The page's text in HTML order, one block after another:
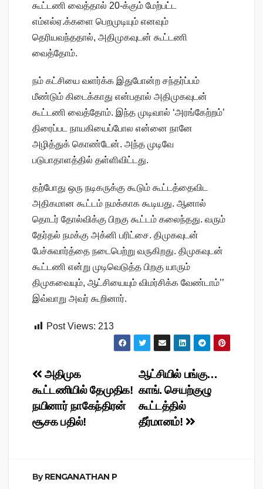
கூட்டணி வைத்தால் 20-க்கும் மேற்பட்ட
எம்எல்ஏ.க்களை பெறமுடியும் எனவும்
தெரியவந்ததால், அதிமுகவுடன் கூட்டணி
வைத்தோம்.
நம் கட்சியை வளர்க்க இதுபோன்ற சந்தர்ப்பம்
மீண்டும் கிடைக்காது என்பதால் அதிமுகவுடன்
கூட்டணி வைத்தோம். இந்த முடிவால் ‘அரங்கேற்றம்’
திரைப்பட நாயகியைப்போல என்னை நானே
அழித்துக் கொண்டேன். அந்த முடிவே
படுபாதாளத்தில் தள்ளிவிட்டது.
தற்போது ஒரு நடிகருக்கு கூடும் கூட்டத்தைவிட
அதிகமான கூட்டம் நமக்காக கூடியது. ஆனால்
தொடர் தோல்விக்கு பிறகு கூட்டம் கலைந்தது. வரும்
தேர்தல் நமக்கு அக்னி பரிட்சை. திமுகவுடன்
பேச்சுவார்த்தை நடைபெற்று வருகிறது. திமுகவுடன்
கூட்டணி என்று முடிவெடுத்த பிறகு யாரும்
திமுகவையும், ஆட்சியையும் விமர்சிக்க வேண்டாம்’’
இவ்வாறு அவர் கூறினார்.
Post Views: 213
Post
navigation
ஆட்சியில் பங்கு…
காங். செயற்குழு
கூட்டத்தில்
தீர்மானம்!
அதிமுக
கூட்டணியில் தேமுதிக!
நயினார் நாகேந்திரன்
சூசக பதில்!
ByRENGANATHAN P